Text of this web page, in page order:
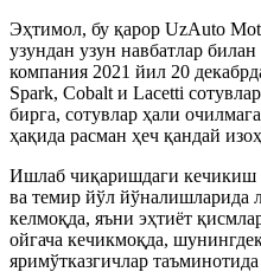
Эҳтимол, бу қарор UzAuto
узундан узун навбатлар
компания 2021 йил 20
Spark, Cobalt и Lacetti
бирга, сотувлар ҳали
ҳақида расман ҳеч қандай
Ишлаб чиқаришдаги кечикиш
ва темир йўл йўналишларида
келмоқда, яъни эҳтиёт
ойгача кечикмоқда,
яримўтказгичлар